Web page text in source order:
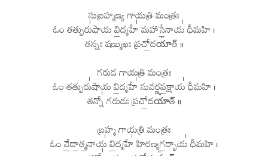
సుబ్రహ్మణ్య గాయత్రి మంత్రః
ఓం తత్పురు॑షాయ వి॒ద్మహే॑ మహాసే॒నాయ॑ ధీమహి ।
తన్నః షణ్ముఖః ప్రచో॒దయా᳚త్ ॥
గరుడ గాయత్రి మంత్రః
ఓం తత్పురు॑షాయ వి॒ద్మహే॑ సువర్ణప॒క్షాయ॑ ధీమహి ।
తన్నో॑ గరుడః ప్రచో॒దయా᳚త్ ॥
బ్రహ్మ గాయత్రి మంత్రః
ఓం వే॒దా॒త్మ॒నాయ॑ వి॒ద్మహే॑ హిరణ్యగ॒ర్భాయ॑ ధీమహి ।